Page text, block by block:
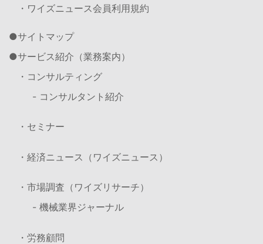
・ワイズニュース会員利用規約
サイトマップ
サービス紹介（業務案内）
・コンサルティング
- コンサルタント紹介
・セミナー
・経済ニュース（ワイズニュース）
・市場調査（ワイズリサーチ）
- 機械業界ジャーナル
・労務顧問